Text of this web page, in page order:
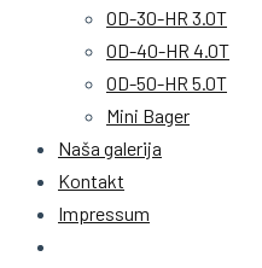
OD-30-HR 3.0T
OD-40-HR 4.0T
OD-50-HR 5.0T
Mini Bager
Naša galerija
Kontakt
Impressum